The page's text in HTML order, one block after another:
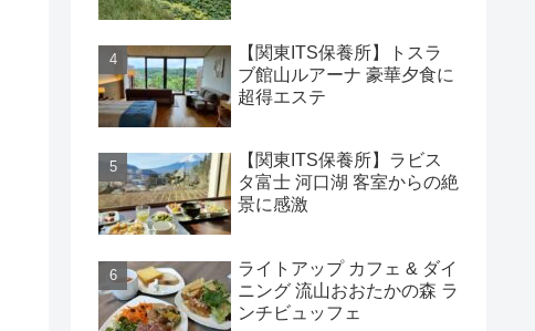
【関東ITS保養所】トスラ
ブ館山ルアーナ 豪華夕食に
超得エステ
【関東ITS保養所】ラビス
タ富士 河口湖 客室からの絶
景に感激
ライトアップ カフェ & ダイ
ニング 流山おおたかの森 ラ
ンチビュッフェ